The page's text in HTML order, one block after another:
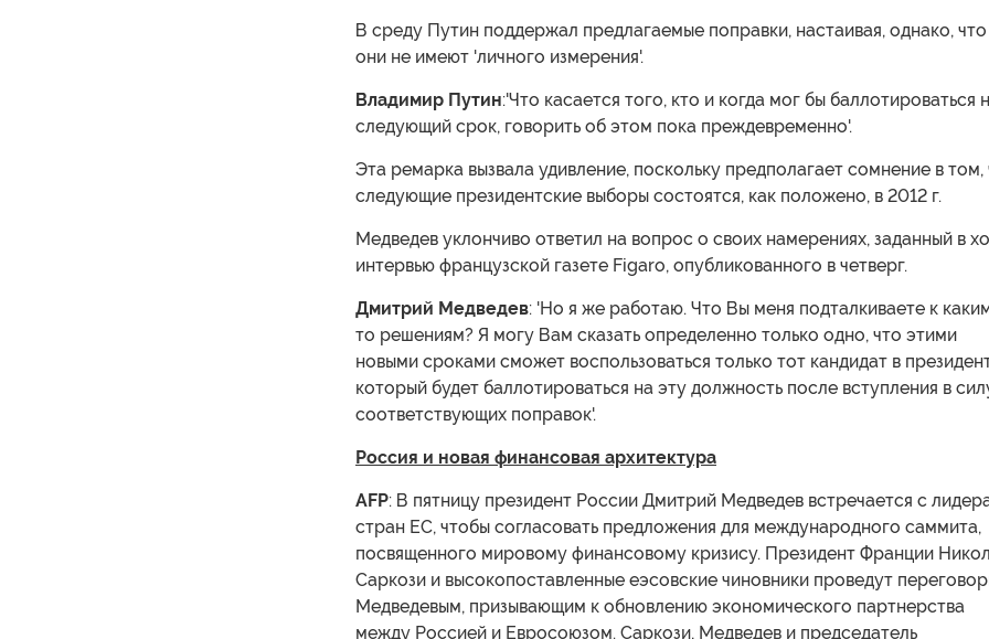
В среду Путин поддержал предлагаемые поправки, настаивая, однако, что
они не имеют 'личного измерения'.
Владимир Путин:'Что касается того, кто и когда мог бы баллотироваться
следующий срок, говорить об этом пока преждевременно'.
Эта ремарка вызвала удивление, поскольку предполагает сомнение в том,
следующие президентские выборы состоятся, как положено, в 2012 г.
Медведев уклончиво ответил на вопрос о своих намерениях, заданный в
интервью французской газете Figaro, опубликованного в четверг.
Дмитрий Медведев: 'Но я же работаю. Что Вы меня подталкиваете к
то решениям? Я могу Вам сказать определенно только одно, что этими
новыми сроками сможет воспользоваться только тот кандидат в
который будет баллотироваться на эту должность после вступления в
соответствующих поправок'.
Россия и новая финансовая архитектура
AFP: В пятницу президент России Дмитрий Медведев встречается с
стран ЕС, чтобы согласовать предложения для международного саммита,
посвященного мировому финансовому кризису. Президент Франции
Саркози и высокопоставленные еэсовские чиновники проведут
Медведевым, призывающим к обновлению экономического партнерства
между Россией и Евросоюзом. Саркози, Медведев и председатель